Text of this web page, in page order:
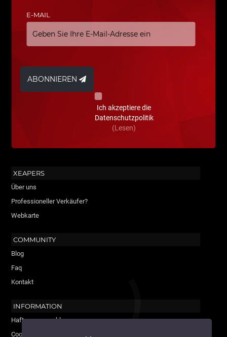
E-MAIL
ABONNIEREN
Ich akzeptiere die
Datenschutzpolitik
(Lesen)
XEAPERS
Über uns
Professioneller Verkäufer?
Webkarte
COMMUNITY
Blog
Faq
Kontakt
INFORMATION
Haftungsausschluss
Cookie-Politik